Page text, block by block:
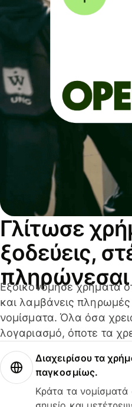
Γλίτωσε
ξοδεύεις,
πληρώνεσαι
Εξοικονόμησε χρήματα
και λαμβάνεις
νομίσματα. Όλα όσα
λογαριασμό, όποτε τα
Διαχειρίσου τα
παγκοσμίως.
Κράτα τα